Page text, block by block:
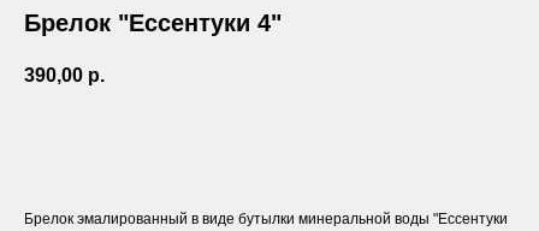
Брелок "Ессентуки 4"
390,00 р.
Брелок эмалированный в виде бутылки минеральной воды "Ессентуки